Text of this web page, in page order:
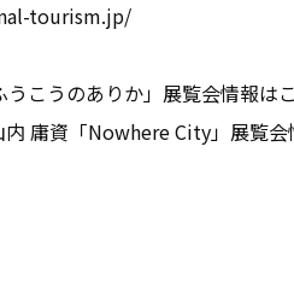
tourism.jp/
こうのありか」展覧会情報は
庸資「Nowhere City」展覧会